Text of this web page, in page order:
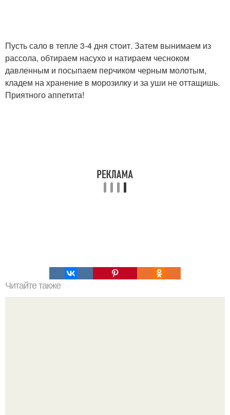
Пусть сало в тепле 3-4 дня стоит. Затем вынимаем из
рассола, обтираем насухо и натираем чесноком
давленным и посыпаем перчиком черным молотым,
кладем на хранение в морозилку и за уши не оттащишь.
Приятного аппетита!
Читайте также